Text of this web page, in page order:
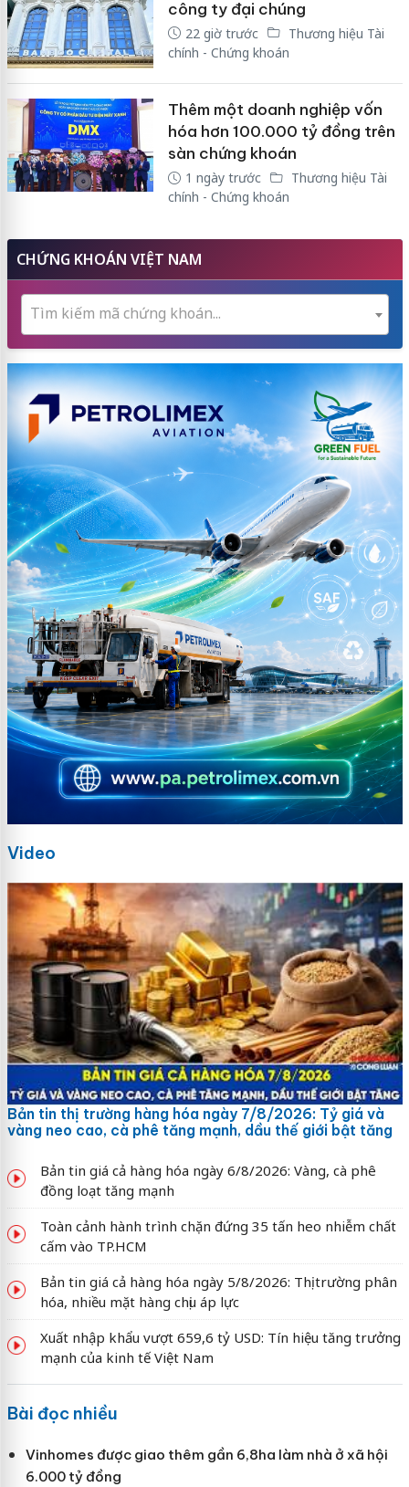
công ty đại chúng
22 giờ trước
Thương hiệu Tài
chính - Chứng khoán
Thêm một doanh nghiệp vốn
hóa hơn 100.000 tỷ đồng trên
sàn chứng khoán
1 ngày trước
Thương hiệu Tài
chính - Chứng khoán
CHỨNG KHOÁN VIỆT NAM
Tìm kiếm mã chứng khoán...
Video
Bản tin thị trường hàng hóa ngày 7/8/2026: Tỷ giá và
vàng neo cao, cà phê tăng mạnh, dầu thế giới bật tăng
Bản tin giá cả hàng hóa ngày 6/8/2026: Vàng, cà phê
đồng loạt tăng mạnh
Toàn cảnh hành trình chặn đứng 35 tấn heo nhiễm chất
cấm vào TP.HCM
Bản tin giá cả hàng hóa ngày 5/8/2026: Thị trường phân
hóa, nhiều mặt hàng chịu áp lực
Xuất nhập khẩu vượt 659,6 tỷ USD: Tín hiệu tăng trưởng
mạnh của kinh tế Việt Nam
Bài đọc nhiều
Vinhomes được giao thêm gần 6,8ha làm nhà ở xã hội
6.000 tỷ đồng